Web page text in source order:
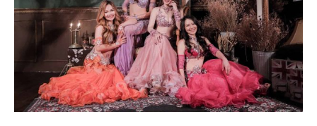
+線
上
同
步
開